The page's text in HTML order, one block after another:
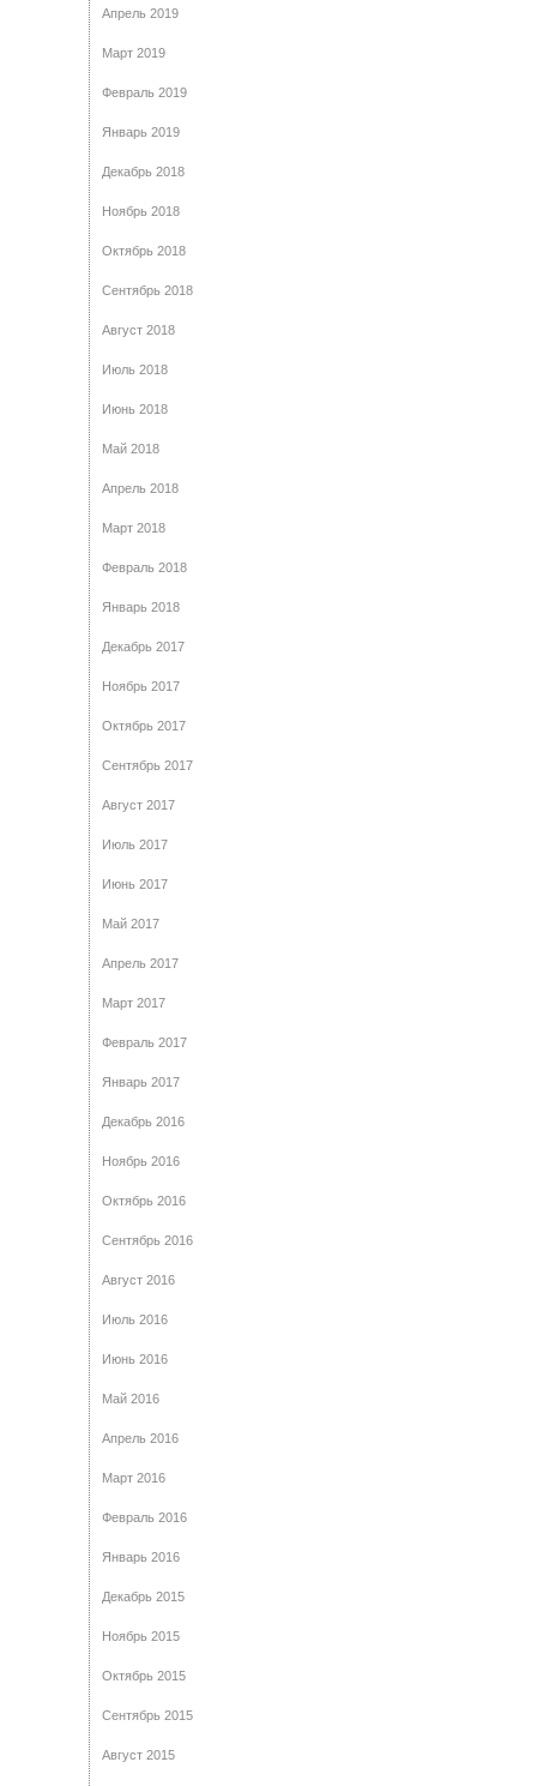
Апрель 2019
Март 2019
Февраль 2019
Январь 2019
Декабрь 2018
Ноябрь 2018
Октябрь 2018
Сентябрь 2018
Август 2018
Июль 2018
Июнь 2018
Май 2018
Апрель 2018
Март 2018
Февраль 2018
Январь 2018
Декабрь 2017
Ноябрь 2017
Октябрь 2017
Сентябрь 2017
Август 2017
Июль 2017
Июнь 2017
Май 2017
Апрель 2017
Март 2017
Февраль 2017
Январь 2017
Декабрь 2016
Ноябрь 2016
Октябрь 2016
Сентябрь 2016
Август 2016
Июль 2016
Июнь 2016
Май 2016
Апрель 2016
Март 2016
Февраль 2016
Январь 2016
Декабрь 2015
Ноябрь 2015
Октябрь 2015
Сентябрь 2015
Август 2015